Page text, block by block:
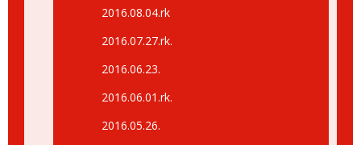
2016.08.04.rk
2016.07.27.rk.
2016.06.23.
2016.06.01.rk.
2016.05.26.